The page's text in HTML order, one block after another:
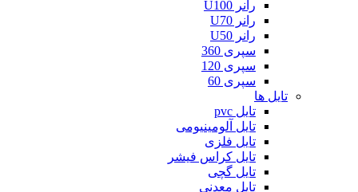
رانر U100
رانر U70
رانر U50
سپری 360
سپری 120
سپری 60
تایل ها
تایل pvc
تایل آلومینیومی
تایل فلزی
تایل کراس فیشر
تایل گچی
تایل معدنی